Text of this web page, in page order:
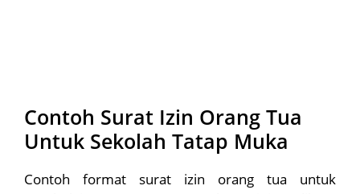
Contoh Surat Izin Orang Tua
Untuk Sekolah Tatap Muka
Contoh format surat izin orang tua untuk